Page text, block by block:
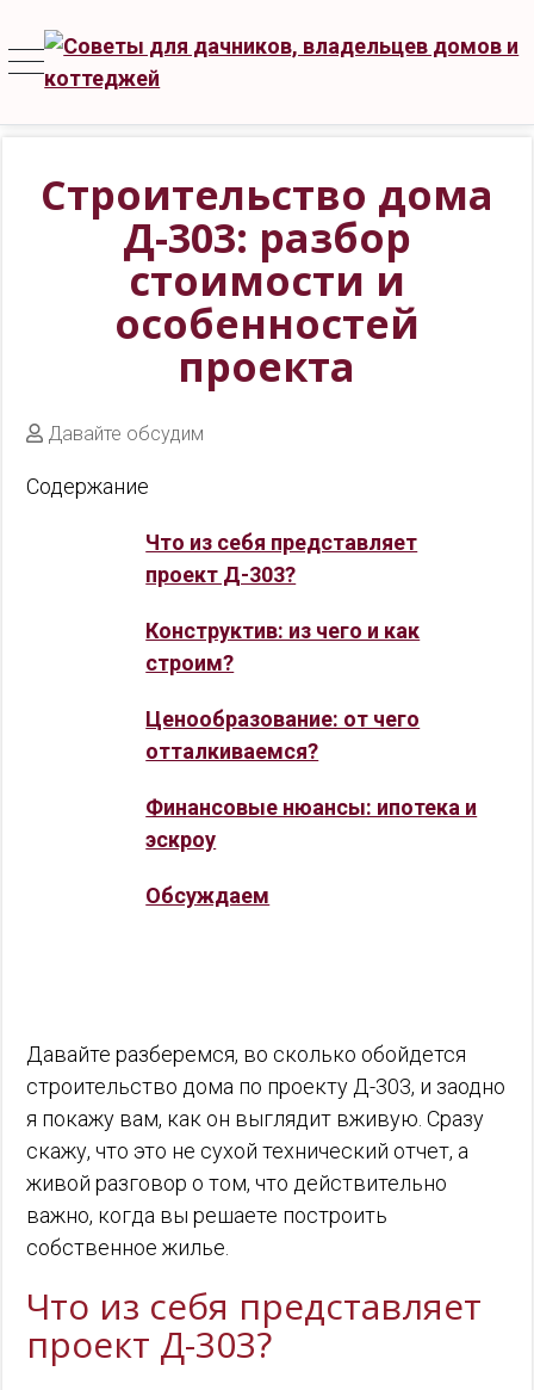
Строительство дома
Д-303: разбор
стоимости и
особенностей
проекта
Давайте обсудим
Содержание
Что из себя представляет
проект Д-303?
Конструктив: из чего и как
строим?
Ценообразование: от чего
отталкиваемся?
Финансовые нюансы: ипотека и
эскроу
Обсуждаем
Давайте разберемся, во сколько обойдется
строительство дома по проекту Д-303, и заодно
я покажу вам, как он выглядит вживую. Сразу
скажу, что это не сухой технический отчет, а
живой разговор о том, что действительно
важно, когда вы решаете построить
собственное жилье.
Что из себя представляет
проект Д-303?